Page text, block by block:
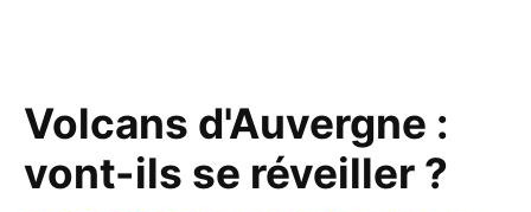
Volcans d'Auvergne :
vont-ils se réveiller ?